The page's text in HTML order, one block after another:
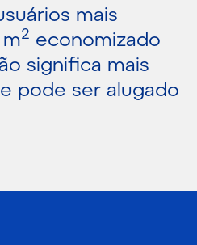
mais
2 economizado
significa mais
pode ser alugado